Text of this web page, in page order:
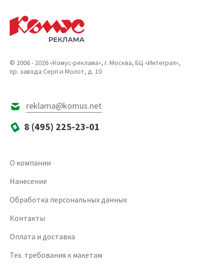
© 2006 - 2026 «Комус-реклама», г. Москва, БЦ «Интеграл»,
пр. завода Серп и Молот, д. 10
reklama@komus.net
8 (495) 225-23-01
О компании
Нанесение
Обработка персональных данных
Контакты
Оплата и доставка
Тех. требования к макетам